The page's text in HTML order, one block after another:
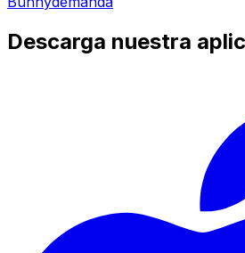
Descarga nuestra